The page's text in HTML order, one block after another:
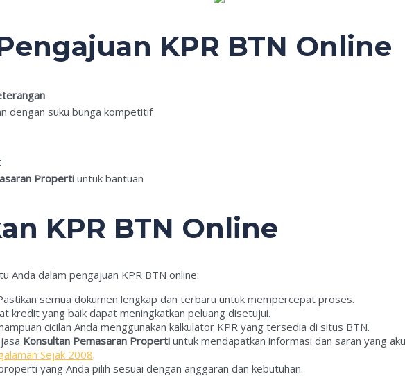
KPR BTN Online
dengan suku bunga kompetitif
Propertiuntuk bantuan
KPR BTN Online
Anda dalam pengajuan KPR BTN online:
semua dokumen lengkap dan terbaru untuk mempercepat proses.
kredit yang baik dapat meningkatkan peluang disetujui.
cicilan Anda menggunakan kalkulator KPR yang tersedia di situs BTN.
Konsultan Pemasaran Properti untuk mendapatkan informasi dan saran yang
Sejak 2008.
yang Anda pilih sesuai dengan anggaran dan kebutuhan.